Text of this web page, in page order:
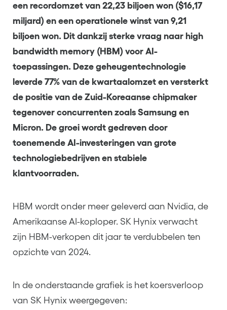
een recordomzet van 22,23 biljoen won ($16,17
miljard) en een operationele winst van 9,21
biljoen won. Dit dankzij sterke vraag naar high
bandwidth memory (HBM) voor AI-
toepassingen. Deze geheugentechnologie
leverde 77% van de kwartaalomzet en versterkt
de positie van de Zuid-Koreaanse chipmaker
tegenover concurrenten zoals Samsung en
Micron. De groei wordt gedreven door
toenemende AI-investeringen van grote
technologiebedrijven en stabiele
klantvoorraden.
HBM wordt onder meer geleverd aan Nvidia, de
Amerikaanse AI-koploper. SK Hynix verwacht
zijn HBM-verkopen dit jaar te verdubbelen ten
opzichte van 2024.
In de onderstaande grafiek is het koersverloop
van SK Hynix weergegeven: